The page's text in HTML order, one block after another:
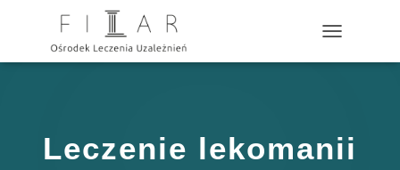
R
C
Z
Leczenie lekomanii